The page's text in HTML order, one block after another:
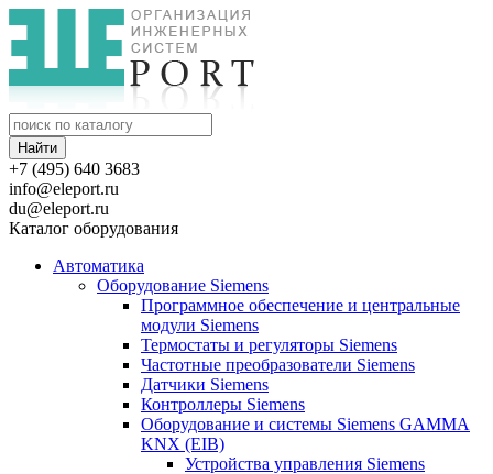
+7 (495) 640 3683
info@eleport.ru
du@eleport.ru
Каталог оборудования
Автоматика
Оборудование Siemens
Программное обеспечение и центральные
модули Siemens
Термостаты и регуляторы Siemens
Частотные преобразователи Siemens
Датчики Siemens
Контроллеры Siemens
Оборудование и системы Siemens GAMMA
KNX (EIB)
Устройства управления Siemens